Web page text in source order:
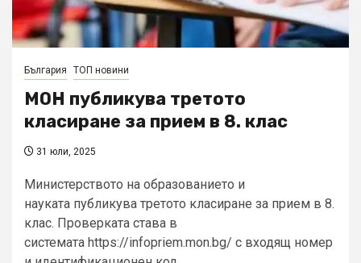
България ТОП новини
МОН публикува третото
класиране за прием в 8. клас
31 юли, 2025
Министерството на образованието и
науката публикува третото класиране за прием в 8.
клас. Проверката става в
системата https://infopriem.mon.bg/ с входящ номер